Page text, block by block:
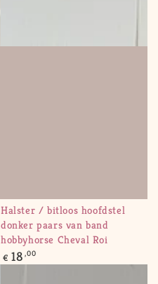
Halster / bitloos hoofdstel
donker paars van band
hobbyhorse Cheval Roi
Regular
price
€ 18 ,00